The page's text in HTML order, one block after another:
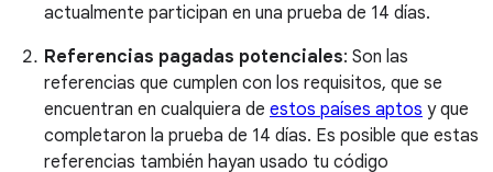
actualmente participan en una prueba de 14 días.
Referencias pagadas potenciales: Son las
referencias que cumplen con los requisitos, que se
encuentran en cualquiera de estos países aptos y que
completaron la prueba de 14 días. Es posible que estas
referencias también hayan usado tu código